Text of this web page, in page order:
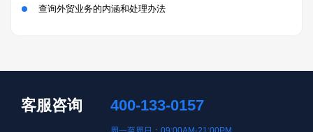
查询外贸业务的内涵和处理办法
客服咨询 400-133-0157